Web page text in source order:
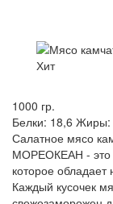
Хит
1000 гр.
Белки: 18,6 Жиры:
Салатное мясо
МОРЕОКЕАН - это
которое
Каждый кусочек